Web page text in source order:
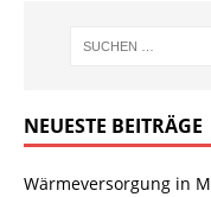
NEUESTE BEITRÄGE
Wärmeversorgung in